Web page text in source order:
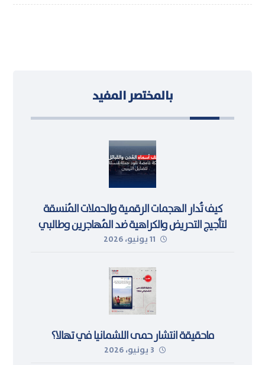
بالمختصر المفيد
كيف تُدار الهجمات الرقمية والحملات المُنسقة
لتأجيج التحريض والكراهية ضد المُهاجرين وطالبي
اللجوء في ليبيا
11 يونيو، 2026
ماحقيقة انتشار حمى اللشمانيا في تهالا؟
3 يونيو، 2026